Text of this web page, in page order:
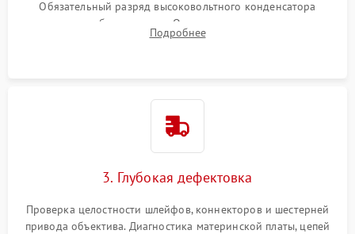
Обязательный разряд высоковольтного конденсатора
вспышки для безопасности. Очистка внутренних узлов от
пыли, песка и следов влаги с помощью спецсредств.
Подробнее
3. Глубокая дефектовка
Проверка целостности шлейфов, коннекторов и шестерней
привода объектива. Диагностика материнской платы, цепей